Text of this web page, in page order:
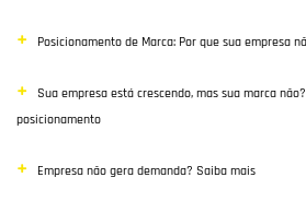
Posicionamento de Marca: Por que sua empresa
Sua empresa está crescendo, mas sua marca
posicionamento
Empresa não gera demanda? Saiba mais